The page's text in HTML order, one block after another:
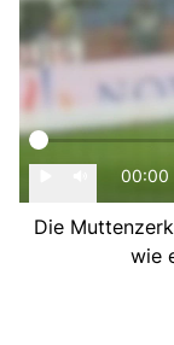
00:00
Die
wie